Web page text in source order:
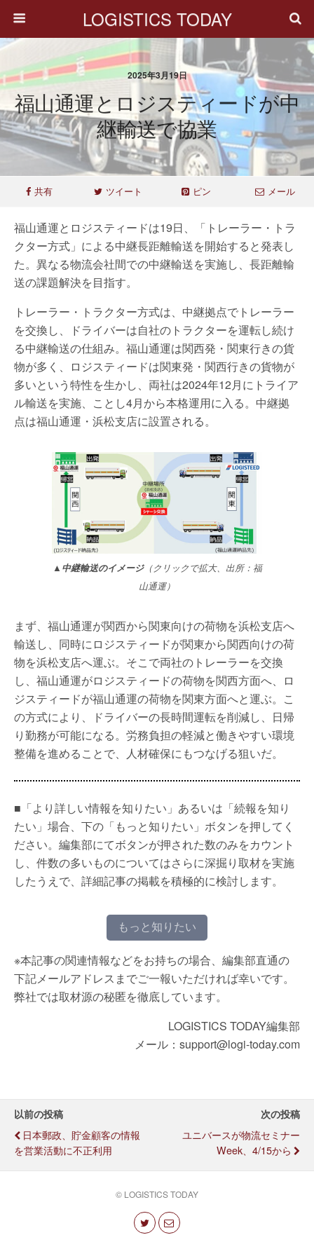
LOGISTICS TODAY
2025年3月19日
福山通運とロジスティードが中
継輸送で協業
共有 ツイート ピン メール
福山通運とロジスティードは19日、「トレーラー・トラ
クター方式」による中継長距離輸送を開始すると発表し
た。異なる物流会社間での中継輸送を実施し、長距離輸
送の課題解決を目指す。
トレーラー・トラクター方式は、中継拠点でトレーラー
を交換し、ドライバーは自社のトラクターを運転し続け
る中継輸送の仕組み。福山通運は関西発・関東行きの貨
物が多く、ロジスティードは関東発・関西行きの貨物が
多いという特性を生かし、両社は2024年12月にトライア
ル輸送を実施、ことし4月から本格運用に入る。中継拠
点は福山通運・浜松支店に設置される。
▲中継輸送のイメージ（クリックで拡大、出所：福
山通運）
まず、福山通運が関西から関東向けの荷物を浜松支店へ
輸送し、同時にロジスティードが関東から関西向けの荷
物を浜松支店へ運ぶ。そこで両社のトレーラーを交換
し、福山通運がロジスティードの荷物を関西方面へ、ロ
ジスティードが福山通運の荷物を関東方面へと運ぶ。こ
の方式により、ドライバーの長時間運転を削減し、日帰
り勤務が可能になる。労務負担の軽減と働きやすい環境
整備を進めることで、人材確保にもつなげる狙いだ。
■「より詳しい情報を知りたい」あるいは「続報を知り
たい」場合、下の「もっと知りたい」ボタンを押してく
ださい。編集部にてボタンが押された数のみをカウント
し、件数の多いものについてはさらに深掘り取材を実施
したうえで、詳細記事の掲載を積極的に検討します。
もっと知りたい
※本記事の関連情報などをお持ちの場合、編集部直通の
下記メールアドレスまでご一報いただければ幸いです。
弊社では取材源の秘匿を徹底しています。
LOGISTICS TODAY編集部
メール：support@logi-today.com
以前の投稿
日本郵政、貯金顧客の情報
を営業活動に不正利用
次の投稿
ユニバースが物流セミナー
Week、4/15から
© LOGISTICS TODAY